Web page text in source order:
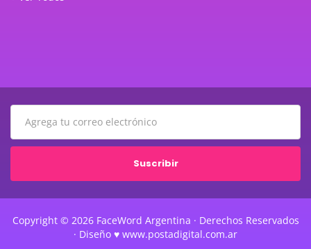
Suscribir
Copyright © 2026 FaceWord Argentina · Derechos Reservados
· Diseño ♥ www.postadigital.com.ar